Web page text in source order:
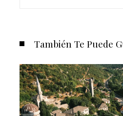
También Te Puede